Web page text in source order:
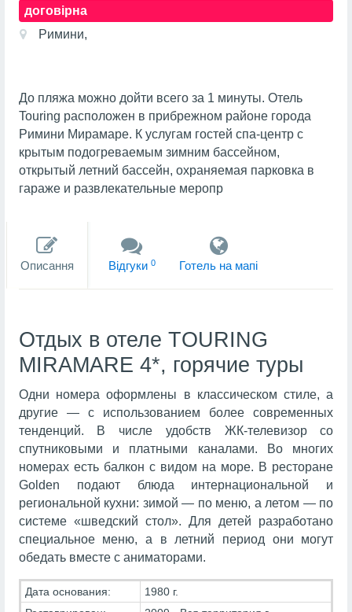
договірна
Римини,
До пляжа можно дойти всего за 1 минуты. Отель
Touring расположен в прибрежном районе города
Римини Мирамаре. К услугам гостей спа-центр с
крытым подогреваемым зимним бассейном,
открытый летний бассейн, охраняемая парковка в
гараже и развлекательные меропр
Описання Вiдгуки 0 Готель на мапi
Отдых в отеле TOURING
MIRAMARE 4*, горячие туры
Одни номера оформлены в классическом стиле, а
другие — с использованием более современных
тенденций. В числе удобств ЖК-телевизор со
спутниковыми и платными каналами. Во многих
номерах есть балкон с видом на море. В ресторане
Golden подают блюда интернациональной и
региональной кухни: зимой — по меню, а летом — по
системе «шведский стол». Для детей разработано
специальное меню, а в летний период они могут
обедать вместе с аниматорами.
Дата основания:
1980 г.